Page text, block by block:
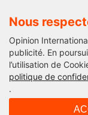
Nous
Opinion
publicité. En
l’utilisation de
politique de
.
Actualité